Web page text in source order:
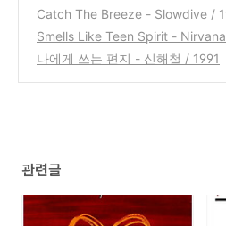
Catch The Breeze - Slowdive /
Smells Like Teen Spirit -
나에게 쓰는 편지 - 신해철 / 1991
관련글